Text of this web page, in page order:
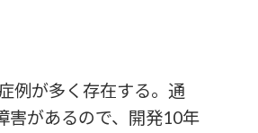
例が多く存在する。通
があるので、開発10年